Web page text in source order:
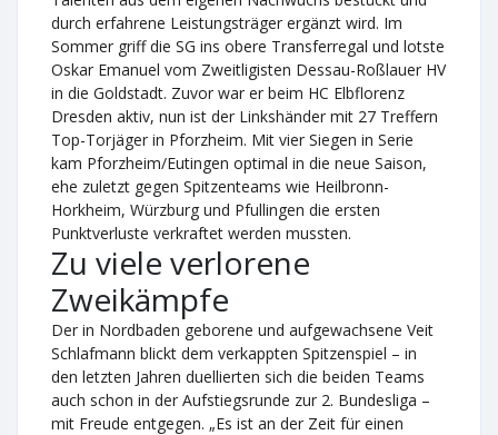
durch erfahrene Leistungsträger ergänzt wird. Im
Sommer griff die SG ins obere Transferregal und lotste
Oskar Emanuel vom Zweitligisten Dessau-Roßlauer HV
in die Goldstadt. Zuvor war er beim HC Elbflorenz
Dresden aktiv, nun ist der Linkshänder mit 27 Treffern
Top-Torjäger in Pforzheim. Mit vier Siegen in Serie
kam Pforzheim/Eutingen optimal in die neue Saison,
ehe zuletzt gegen Spitzenteams wie Heilbronn-
Horkheim, Würzburg und Pfullingen die ersten
Punktverluste verkraftet werden mussten.
Zu viele verlorene
Zweikämpfe
Der in Nordbaden geborene und aufgewachsene Veit
Schlafmann blickt dem verkappten Spitzenspiel – in
den letzten Jahren duellierten sich die beiden Teams
auch schon in der Aufstiegsrunde zur 2. Bundesliga –
mit Freude entgegen. „Es ist an der Zeit für einen